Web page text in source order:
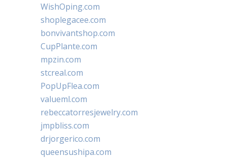
WishOping.com
shoplegacee.com
bonvivantshop.com
CupPlante.com
mpzin.com
stcreal.com
PopUpFlea.com
valueml.com
rebeccatorresjewelry.com
jmpbliss.com
drjorgerico.com
queensushipa.com